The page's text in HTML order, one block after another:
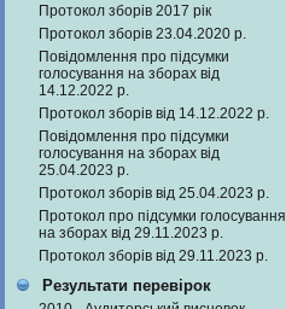
Протокол зборів 2017 рік
Протокол зборів 23.04.2020 р.
Повідомлення про підсумки
голосування на зборах від
14.12.2022 р.
Протокол зборів від 14.12.2022 р.
Повідомлення про підсумки
голосування на зборах від
25.04.2023 р.
Протокол зборів від 25.04.2023 р.
Протокол про підсумки голосування
на зборах від 29.11.2023 р.
Протокол зборів від 29.11.2023 р.
Результати перевірок